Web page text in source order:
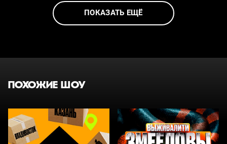
ПОКАЗАТЬ ЕЩЁ
ПОХОЖИЕ ШОУ